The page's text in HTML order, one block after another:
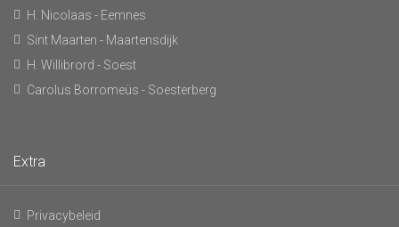
H. Nicolaas - Eemnes
Sint Maarten - Maartensdijk
H. Willibrord - Soest
Carolus Borromeüs - Soesterberg
Extra
Privacybeleid